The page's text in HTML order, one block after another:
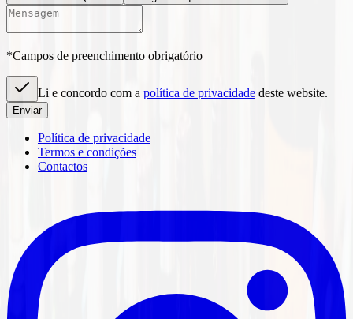
*Campos de preenchimento obrigatório
Li e concordo com a política de privacidade deste website.
Enviar
Política de privacidade
Termos e condições
Contactos